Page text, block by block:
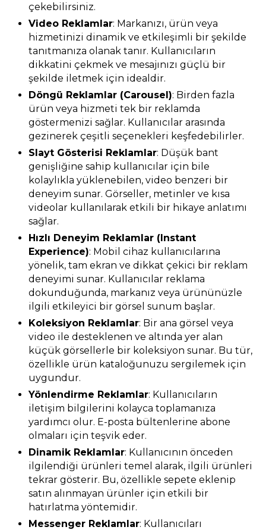
çekebilirsiniz.
Video Reklamlar: Markanızı, ürün veya
hizmetinizi dinamik ve etkileşimli bir şekilde
tanıtmanıza olanak tanır. Kullanıcıların
dikkatini çekmek ve mesajınızı güçlü bir
şekilde iletmek için idealdir.
Döngü Reklamlar (Carousel): Birden fazla
ürün veya hizmeti tek bir reklamda
göstermenizi sağlar. Kullanıcılar arasında
gezinerek çeşitli seçenekleri keşfedebilirler.
Slayt Gösterisi Reklamlar: Düşük bant
genişliğine sahip kullanıcılar için bile
kolaylıkla yüklenebilen, video benzeri bir
deneyim sunar. Görseller, metinler ve kısa
videolar kullanılarak etkili bir hikaye anlatımı
sağlar.
Hızlı Deneyim Reklamlar (Instant
Experience): Mobil cihaz kullanıcılarına
yönelik, tam ekran ve dikkat çekici bir reklam
deneyimi sunar. Kullanıcılar reklama
dokunduğunda, markanız veya ürününüzle
ilgili etkileyici bir görsel sunum başlar.
Koleksiyon Reklamlar: Bir ana görsel veya
video ile desteklenen ve altında yer alan
küçük görsellerle bir koleksiyon sunar. Bu tür,
özellikle ürün kataloğunuzu sergilemek için
uygundur.
Yönlendirme Reklamlar: Kullanıcıların
iletişim bilgilerini kolayca toplamanıza
yardımcı olur. E-posta bültenlerine abone
olmaları için teşvik eder.
Dinamik Reklamlar: Kullanıcının önceden
ilgilendiği ürünleri temel alarak, ilgili ürünleri
tekrar gösterir. Bu, özellikle sepete eklenip
satın alınmayan ürünler için etkili bir
hatırlatma yöntemidir.
Messenger Reklamlar: Kullanıcıları